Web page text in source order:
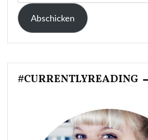
Mail-
Adresse:
Abschicken
#CURRENTLYREADING